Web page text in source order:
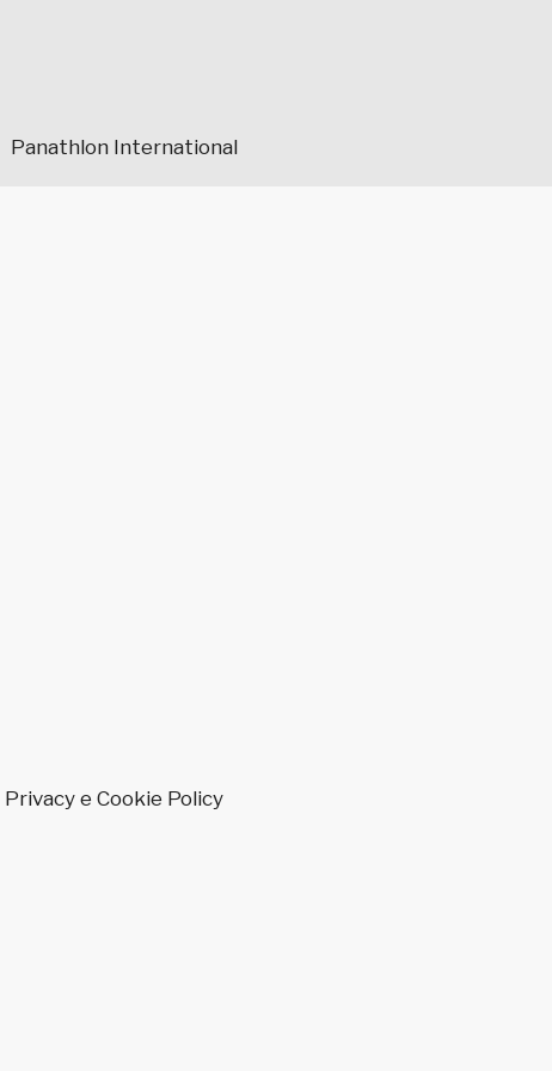
Panathlon International
Privacy e Cookie Policy